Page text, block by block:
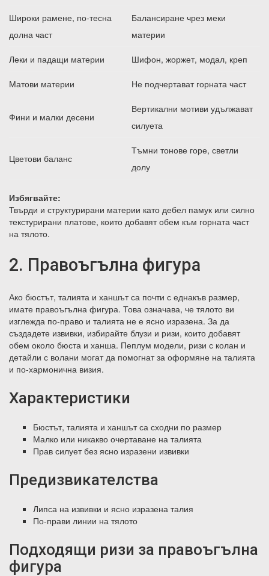
Широки рамене, по-тесна
долна част
Балансиране чрез меки
материи
Леки и падащи материи Шифон, жоржет, модал, креп
Матови материи Не подчертават горната част
Фини и малки десени
Вертикални мотиви удължават
силуета
Цветови баланс
Тъмни тонове горе, светли
долу
Избягвайте:
Твърди и структурирани материи като дебел памук или силно
текстурирани платове, които добавят обем към горната част
на тялото.
2. Правоъгълна фигура
Ако бюстът, талията и ханшът са почти с еднакъв размер,
имате правоъгълна фигура. Това означава, че тялото ви
изглежда по-право и талията не е ясно изразена. За да
създадете извивки, избирайте блузи и ризи, които добавят
обем около бюста и ханша. Пеплум модели, ризи с колан и
детайли с волани могат да помогнат за оформяне на талията
и по-хармонична визия.
Характеристики
Бюстът, талията и ханшът са сходни по размер
Малко или никакво очертаване на талията
Прав силует без ясно изразени извивки
Предизвикателства
Липса на извивки и ясно изразена талия
По-прави линии на тялото
Подходящи ризи за правоъгълна
фигура